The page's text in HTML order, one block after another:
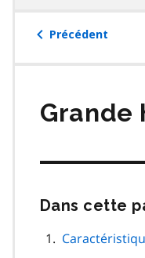
Précédent
Grande
Dans cette